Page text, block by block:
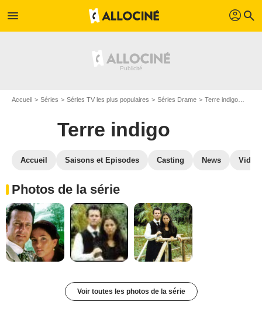
menu profil search
Accueil Séries Séries TV les plus populaires Séries Drame Terre indigo
Terre indigo
Accueil Saisons et Episodes Casting News
Photos de la série
Voir toutes les photos de la série